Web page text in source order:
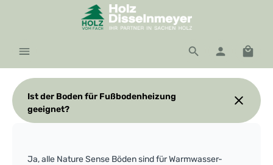
Zum Hauptinhalt springen
Ist der Boden für Fußbodenheizung
geeignet?
Ja, alle Nature Sense Böden sind für Warmwasser-